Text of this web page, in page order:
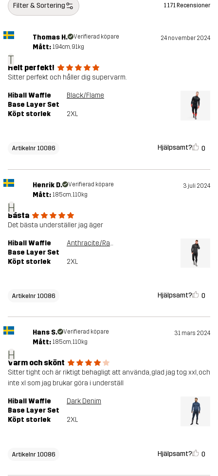
Filter & Sortering 1 171 Recensioner
T
Thomas H. Verifierad köpare 24 november 2024
Mått: 194cm, 91kg
Helt perfekt!
Sitter perfekt och håller dig supervarm.
Hiball Waffle
Base Layer Set
Black/Flame
Köpt storlek 2XL
Artikelnr 10086 Hjälpsamt? 0
H
Henrik D. Verifierad köpare 3 juli 2024
Mått: 185cm, 110kg
Bästa
Det bästa underställer jag äger
Hiball Waffle
Base Layer Set
Anthracite/Radiant Yellow
Köpt storlek 2XL
Artikelnr 10086 Hjälpsamt? 0
H
Hans S. Verifierad köpare 31 mars 2024
Mått: 185cm, 110kg
Varm och skönt
Sitter tight och är riktigt behagligt att använda, glad jag tog xxl, och
inte xl som jag brukar göra i underställ
Hiball Waffle
Base Layer Set
Dark Denim
Köpt storlek 2XL
Artikelnr 10086 Hjälpsamt? 0